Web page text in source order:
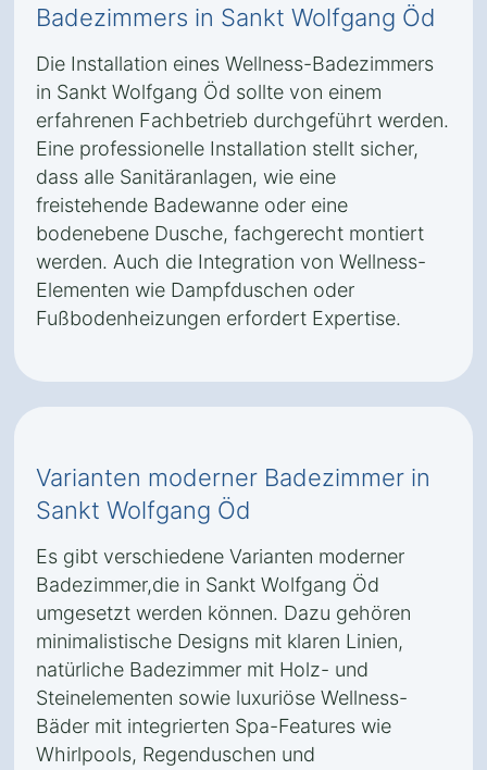
Badezimmers in Sankt Wolfgang Öd
Die Installation eines Wellness-Badezimmers
in Sankt Wolfgang Öd sollte von einem
erfahrenen Fachbetrieb durchgeführt werden.
Eine professionelle Installation stellt sicher,
dass alle Sanitäranlagen, wie eine
freistehende Badewanne oder eine
bodenebene Dusche, fachgerecht montiert
werden. Auch die Integration von Wellness-
Elementen wie Dampfduschen oder
Fußbodenheizungen erfordert Expertise.
Varianten moderner Badezimmer in
Sankt Wolfgang Öd
Es gibt verschiedene Varianten moderner
Badezimmer,die in Sankt Wolfgang Öd
umgesetzt werden können. Dazu gehören
minimalistische Designs mit klaren Linien,
natürliche Badezimmer mit Holz- und
Steinelementen sowie luxuriöse Wellness-
Bäder mit integrierten Spa-Features wie
Whirlpools, Regenduschen und